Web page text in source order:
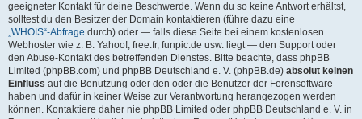
geeigneter Kontakt für deine Beschwerde. Wenn du so keine Antwort erhältst,
solltest du den Besitzer der Domain kontaktieren (führe dazu eine
„WHOIS“-Abfrage durch) oder — falls diese Seite bei einem kostenlosen
Webhoster wie z. B. Yahoo!, free.fr, funpic.de usw. liegt — den Support oder
den Abuse-Kontakt des betreffenden Dienstes. Bitte beachte, dass phpBB
Limited (phpBB.com) und phpBB Deutschland e. V. (phpBB.de) absolut keinen
Einfluss auf die Benutzung oder den oder die Benutzer der Forensoftware
haben und dafür in keiner Weise zur Verantwortung herangezogen werden
können. Kontaktiere daher nie phpBB Limited oder phpBB Deutschland e. V. in